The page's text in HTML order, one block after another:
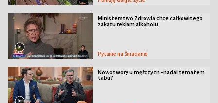
Ministerstwo Zdrowia chce całkowitego
zakazu reklam alkoholu
Pytanie na Śniadanie
Nowotwory u mężczyzn - nadal tematem
tabu?